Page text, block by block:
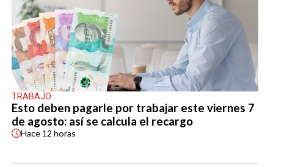
TRABAJO
Esto deben pagarle por trabajar este viernes 7
de agosto: así se calcula el recargo
Hace 12 horas